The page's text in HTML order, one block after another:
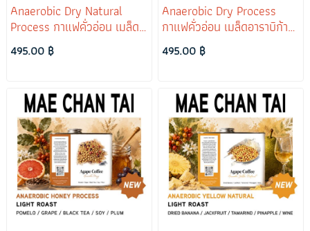
Anaerobic Dry Natural
Process กาแฟคั่วอ่อน เมล็ด
อาราบิก้าแม่จันใต้
495.00 ฿
Anaerobic Dry Process
กาแฟคั่วอ่อน เมล็ดอาราบิก้า
แม่จันใต้
495.00 ฿